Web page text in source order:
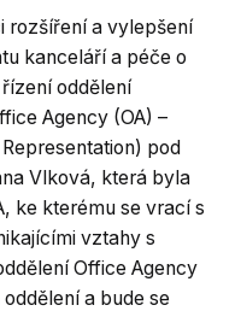
rozšíření a vylepšení
kanceláří a péče o
oddělení
Agency (OA) –
pod
Vlková, která byla
ke kterému se vrací s
vztahy s
Office Agency
a bude se